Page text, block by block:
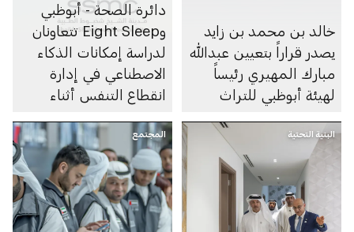
خالد بن محمد بن زايد
يصدر قراراً بتعيين عبدالله
مبارك المهيري رئيساً
لهيئة أبوظبي للتراث
دائرة الصحة - أبوظبي
وEight Sleep تتعاونان
لدراسة إمكانات الذكاء
الاصطناعي في إدارة
انقطاع التنفس أثناء
البنية التحتية المجتمع